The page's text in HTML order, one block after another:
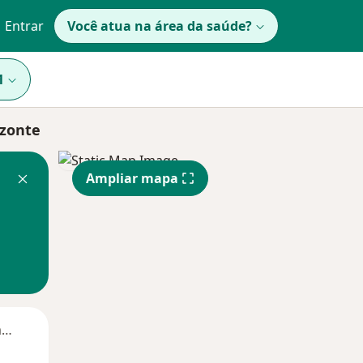
Entrar Você atua na área da saúde?
Segunda-feira
Ampliar mapa